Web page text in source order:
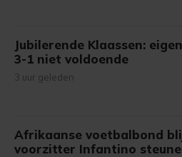
Jubilerende Klaassen:
3-1 niet voldoende
3 uur geleden
Afrikaanse voetbalbond
voorzitter Infantino